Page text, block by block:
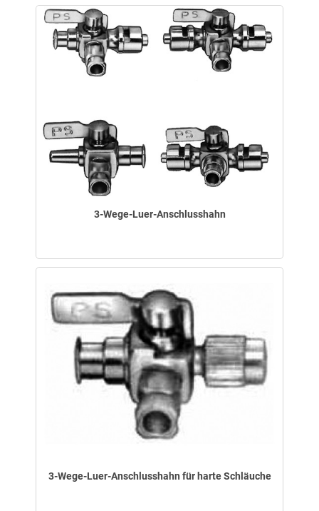
3-Wege-Luer-Anschlusshahn
3-Wege-Luer-Anschlusshahn für harte Schläuche